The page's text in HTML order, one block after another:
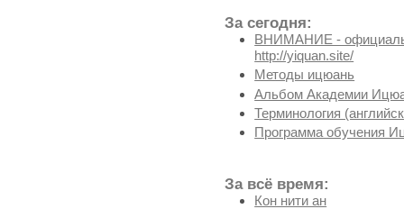
За сегодня:
ВНИМАНИЕ -
http://yiquan.site/
Методы ицюань
Альбом Академии
Терминология
Программа обучения
За всё время:
Кон нити ан